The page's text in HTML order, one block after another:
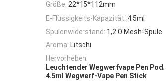
Größe: 22*15*112mm
E-Flüssigkeits-Kapazität: 4.5ml
Spulenwiderstand: 1,2 Ω Mesh-Spule
Aroma: Litschi
Hervorheben:
Leuchtender Wegwerfvape Pen Pod,
4.5ml Wegwerf-Vape Pen Stick